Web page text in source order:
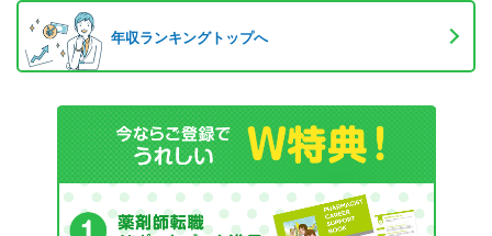
年収ランキングトップへ